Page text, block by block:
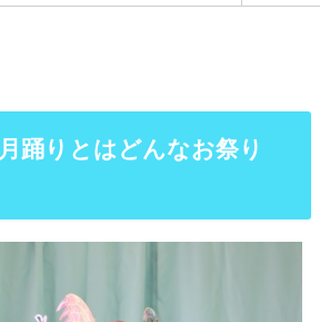
踊りとはどんなお祭り